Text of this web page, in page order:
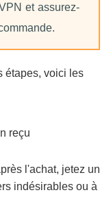
et assurez-
étapes, voici les
reçu
l'achat, jetez un
indésirables ou à